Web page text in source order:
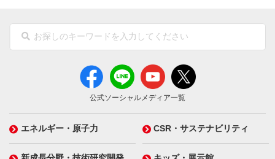
公式ソーシャルメディア一覧
エネルギー・原子力 CSR・サステナビリティ